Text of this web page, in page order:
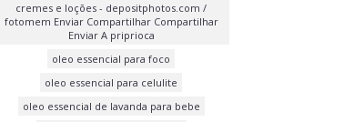
cremes e loções - depositphotos.com /
fotomem Enviar Compartilhar Compartilhar
Enviar A priprioca
oleo essencial para foco
oleo essencial para celulite
oleo essencial de lavanda para bebe